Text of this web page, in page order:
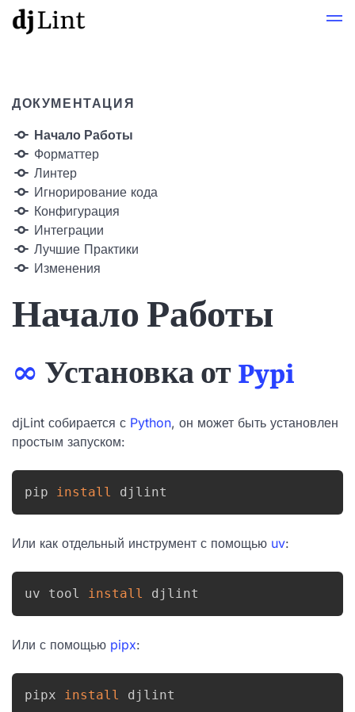
ДОКУМЕНТАЦИЯ
Начало Работы
Форматтер
Линтер
Игнорирование кода
Конфигурация
Интеграции
Лучшие Практики
Изменения
Начало Работы
∞ Установка от Pypi
djLint собирается с Python, он может быть установлен
простым запуском:
pip install djlint
Или как отдельный инструмент с помощью uv:
uv tool install djlint
Или с помощью pipx:
pipx install djlint